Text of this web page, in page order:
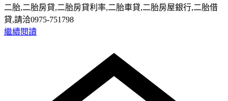
二胎,二胎房貸,二胎房貸利率,二胎車貸,二胎房屋銀行,二胎借
貸,請洽0975-751798
繼續閱讀